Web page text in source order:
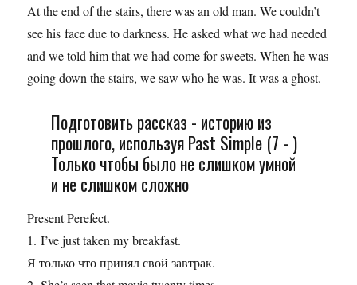
At the end of the stairs, there was an old man. We couldn’t
see his face due to darkness. He asked what we had needed
and we told him that we had come for sweets. When he was
going down the stairs, we saw who he was. It was a ghost.
Подготовить рассказ - историю из
прошлого, используя Past Simple (7 - )
Только чтобы было не слишком умной
и не слишком сложно
Present Perefect.
1. I’ve just taken my breakfast.
Я только что принял свой завтрак.